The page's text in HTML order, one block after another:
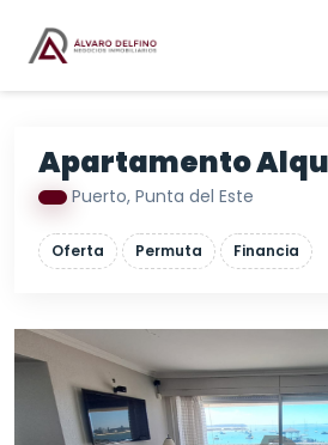
Apartamento
Puerto, Punta del Este
Oferta Permuta Financia